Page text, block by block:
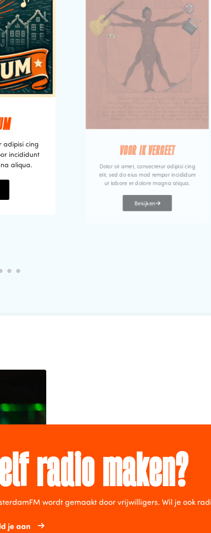
adipisi cing
incididunt
aliqua.
VOOR IK VERGEET
Dolor sit amet, consectetur adipisi cing
elit, sed do eius mod tempor incididunt
ut labore et dolore magna aliqua.
Bekijken
radio maken?
wordt gemaakt door vrijwilligers. Wil je ook
je aan